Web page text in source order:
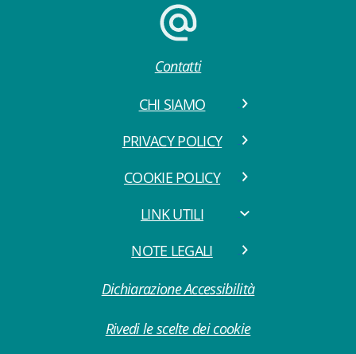
Contatti
CHI SIAMO
PRIVACY POLICY
COOKIE POLICY
LINK UTILI
NOTE LEGALI
Dichiarazione Accessibilità
Rivedi le scelte dei cookie